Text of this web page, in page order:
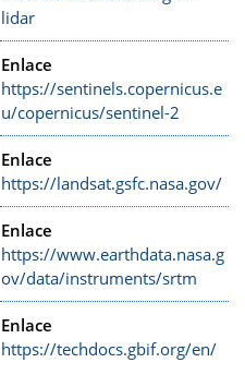
lidar
Enlace
https://sentinels.copernicus.e
u/copernicus/sentinel-2
Enlace
https://landsat.gsfc.nasa.gov/
Enlace
https://www.earthdata.nasa.g
ov/data/instruments/srtm
Enlace
https://techdocs.gbif.org/en/